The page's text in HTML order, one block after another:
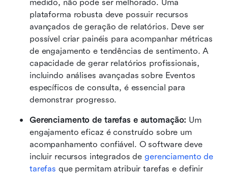
medido, não pode ser melhorado. Uma
plataforma robusta deve possuir recursos
avançados de geração de relatórios. Deve ser
possível criar painéis para acompanhar métricas
de engajamento e tendências de sentimento. A
capacidade de gerar relatórios profissionais,
incluindo análises avançadas sobre Eventos
específicos de consulta, é essencial para
demonstrar progresso.
Gerenciamento de tarefas e automação: Um
engajamento eficaz é construído sobre um
acompanhamento confiável. O software deve
incluir recursos integrados de gerenciamento de
tarefas que permitam atribuir tarefas e definir